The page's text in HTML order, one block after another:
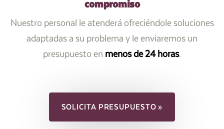
compromiso
Nuestro personal le atenderá ofreciéndole soluciones
adaptadas a su problema y le enviaremos un
presupuesto en menos de 24 horas.
SOLICITA PRESUPUESTO »